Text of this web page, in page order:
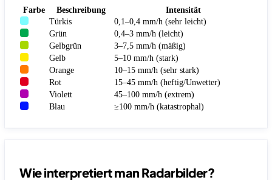
Farbe Beschreibung
Intensität
Türkis
0,1–0,4 mm/h (sehr leicht)
Grün
0,4–3 mm/h (leicht)
Gelbgrün
3–7,5 mm/h (mäßig)
Gelb
5–10 mm/h (stark)
Orange
10–15 mm/h (sehr stark)
Rot
15–45 mm/h (heftig/Unwetter)
Violett
45–100 mm/h (extrem)
Blau
≥100 mm/h (katastrophal)
Wie interpretiert man Radarbilder?